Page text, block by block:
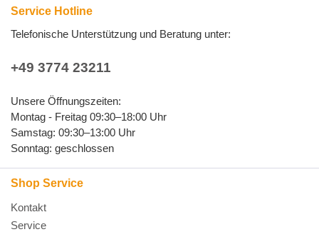
Service Hotline
Telefonische Unterstützung und Beratung unter:
+49 3774 23211
Unsere Öffnungszeiten:
Montag - Freitag 09:30–18:00 Uhr
Samstag: 09:30–13:00 Uhr
Sonntag: geschlossen
Shop Service
Kontakt
Service